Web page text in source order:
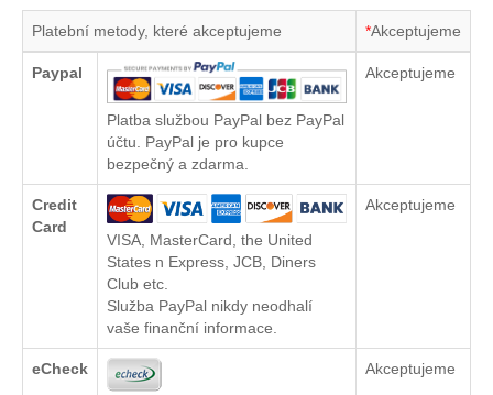
Platební metody, které akceptujeme *Akceptujeme
Paypal
Platba službou PayPal bez PayPal
účtu. PayPal je pro kupce
bezpečný a zdarma.
Akceptujeme
Credit
Card
VISA, MasterCard, the United
States n Express, JCB, Diners
Club etc.
Služba PayPal nikdy neodhalí
vaše finanční informace.
Akceptujeme
eCheck Akceptujeme